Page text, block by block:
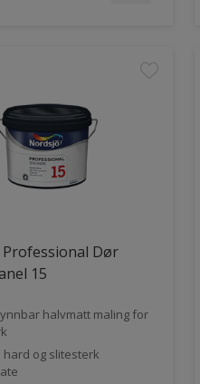
Dør
15
halvmatt maling for
hard og slitesterk